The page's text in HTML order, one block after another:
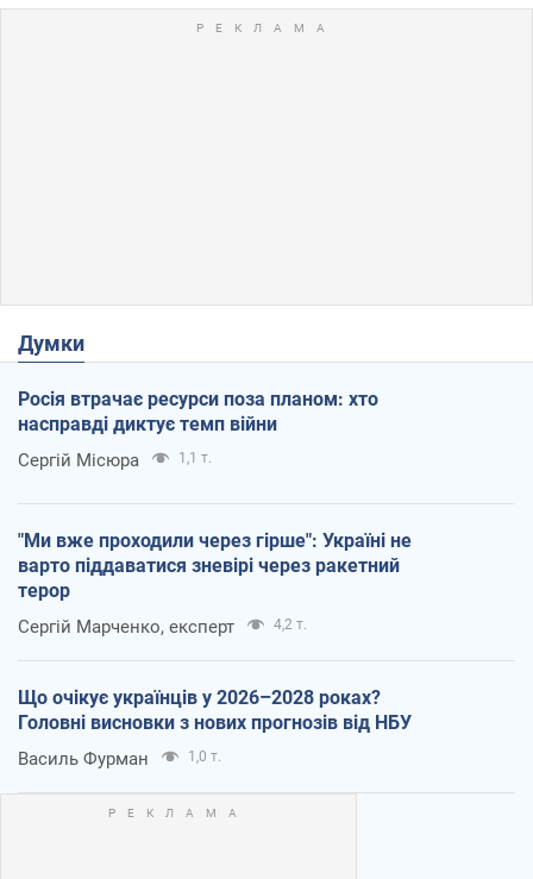
Думки
Росія втрачає ресурси поза планом: хто
насправді диктує темп війни
Сергій Місюра 1,1 т.
"Ми вже проходили через гірше": Україні не
варто піддаватися зневірі через ракетний
терор
Сергій Марченко, експерт 4,2 т.
Що очікує українців у 2026–2028 роках?
Головні висновки з нових прогнозів від НБУ
Василь Фурман 1,0 т.